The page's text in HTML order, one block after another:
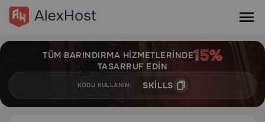
TÜM BARINDIRMA HIZMETLERINDE
TASARRUF EDIN
KODU KULLANIN: SKILLS